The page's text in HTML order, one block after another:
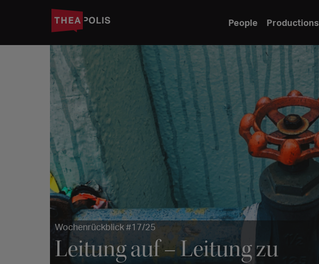
People Productions
Wochenrückblick #17/25
Leitung auf – Leitung zu